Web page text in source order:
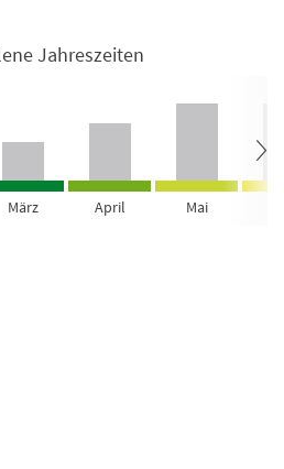
Jahreszeiten
März April Mai